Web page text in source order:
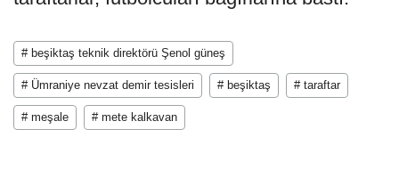
# beşiktaş teknik direktörü Şenol güneş
# Ümraniye nevzat demir tesisleri # beşiktaş # taraftar
# meşale # mete kalkavan